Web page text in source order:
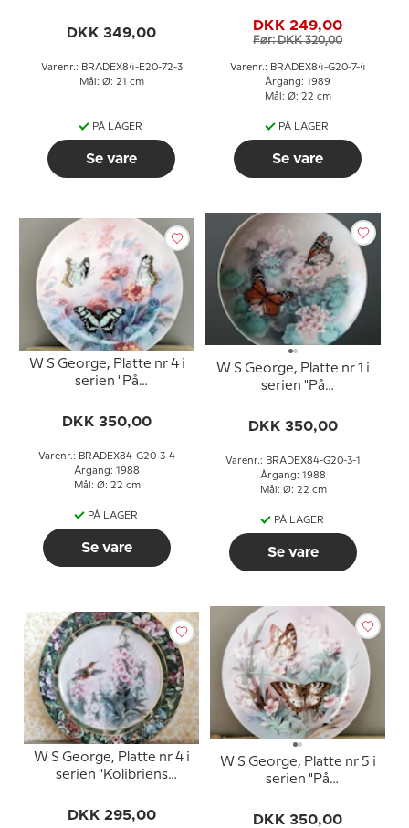
buketter i kurve
DKK 349,00
Varenr.: BRADEX84-E20-72-3
Mål: Ø: 21 cm
PÅ LAGER
Se vare
DKK 249,00
Før: DKK 320,00
Varenr.: BRADEX84-G20-7-4
Årgang: 1989
Mål: Ø: 22 cm
PÅ LAGER
Se vare
W S George, Platte nr 4 i
serien "På
Vinger"
DKK 350,00
Varenr.: BRADEX84-G20-3-4
Årgang: 1988
Mål: Ø: 22 cm
PÅ LAGER
Se vare
W S George, Platte nr 1 i
serien "På
Vinger"
DKK 350,00
Varenr.: BRADEX84-G20-3-1
Årgang: 1988
Mål: Ø: 22 cm
PÅ LAGER
Se vare
W S George, Platte nr 4 i
serien "Kolibriens
DKK 295,00
W S George, Platte nr 5 i
serien "På
Vinger"
DKK 350,00